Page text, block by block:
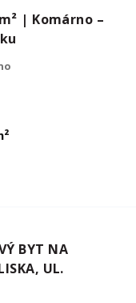
| Komárno –
BYT NA
UL.